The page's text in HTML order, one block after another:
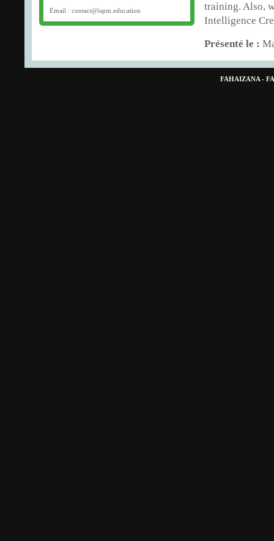
Email : contact@ispm.education
training. Also,
Intelligence
Présenté le :
FAHAIZANA -